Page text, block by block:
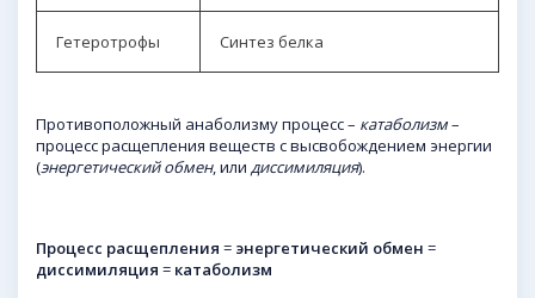
Гетеротрофы Синтез белка
Противоположный анаболизму процесс – катаболизм–
процесс расщепления веществ с высвобождением энергии
(энергетический обмен, или диссимиляция).
Процесс расщепления = энергетический обмен =
диссимиляция = катаболизм